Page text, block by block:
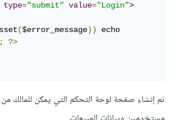
type="submit" value="Login">
($error_message))
echo
;
?>
ثم إنشاء صفحة لوحة التحكم التي يمكن للمالك من